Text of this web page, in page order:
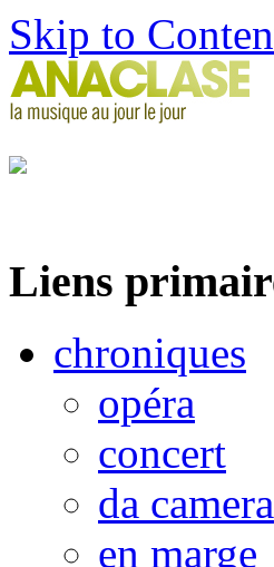
Skip to
Liens
chroniques
opéra
concert
da camera
en marge